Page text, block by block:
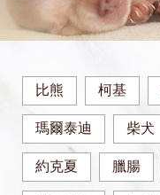
比熊 柯基
瑪爾泰迪 柴犬
約克夏 臘腸